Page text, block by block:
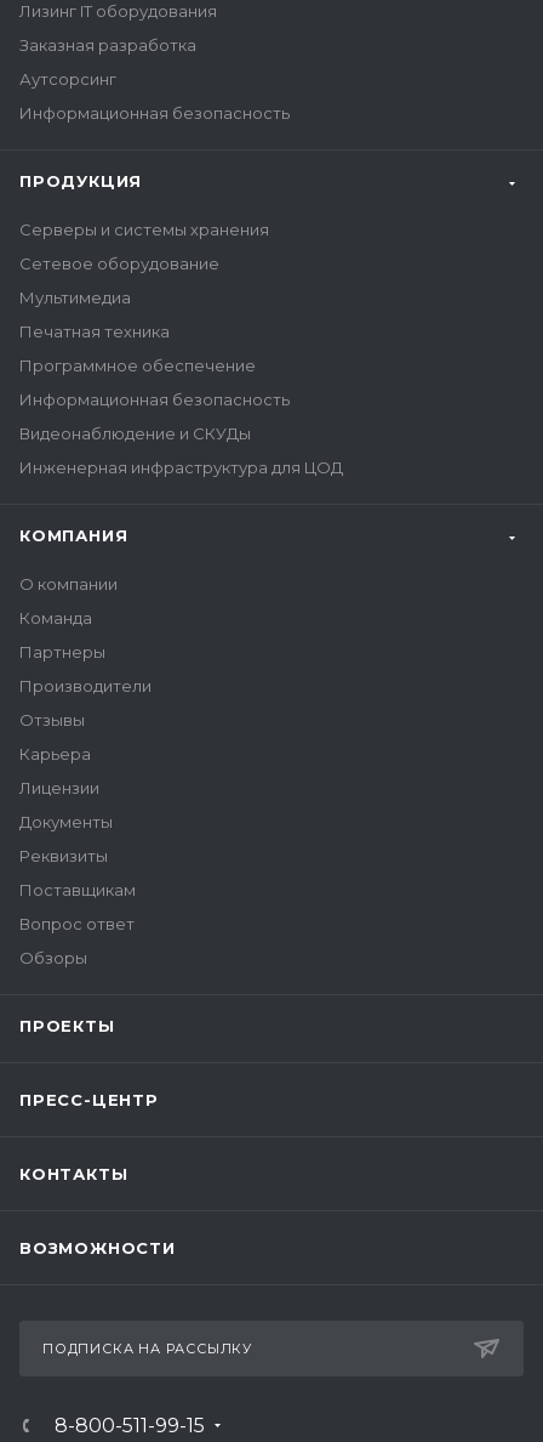
Лизинг IT оборудования
Заказная разработка
Аутсорсинг
Информационная безопасность
ПРОДУКЦИЯ
Серверы и системы хранения
Сетевое оборудование
Мультимедиа
Печатная техника
Программное обеспечение
Информационная безопасность
Видеонаблюдение и СКУДы
Инженерная инфраструктура для ЦОД
КОМПАНИЯ
О компании
Команда
Партнеры
Производители
Отзывы
Карьера
Лицензии
Документы
Реквизиты
Поставщикам
Вопрос ответ
Обзоры
ПРОЕКТЫ
ПРЕСС-ЦЕНТР
КОНТАКТЫ
ВОЗМОЖНОСТИ
ПОДПИСКА НА РАССЫЛКУ
8-800-511-99-15